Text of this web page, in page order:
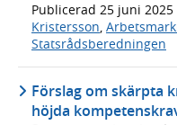
Publicerad 25 juni 2025
Kristersson,
Statsrådsberedningen
Förslag om skärpta
höjda